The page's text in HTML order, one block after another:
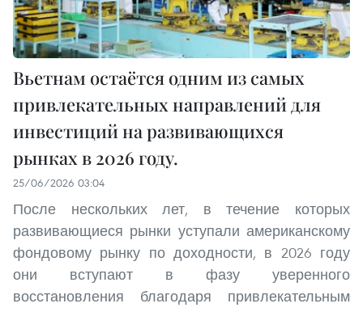
Вьетнам остаётся одним из самых
привлекательных направлений для
инвестиций на развивающихся
рынках в 2026 году.
25/06/2026 03:04
После нескольких лет, в течение которых
развивающиеся рынки уступали американскому
фондовому рынку по доходности, в 2026 году
они вступают в фазу уверенного
восстановления благодаря привлекательным